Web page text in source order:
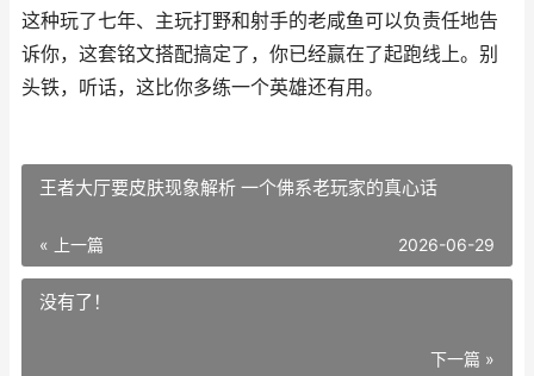
这种玩了七年、主玩打野和射手的老咸鱼可以负责任地告
诉你，这套铭文搭配搞定了，你已经赢在了起跑线上。别
头铁，听话，这比你多练一个英雄还有用。
王者大厅要皮肤现象解析 一个佛系老玩家的真心话
« 上一篇 2026-06-29
没有了！
下一篇 »